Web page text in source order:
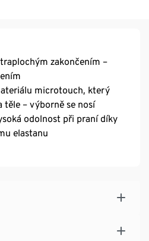
zakončením –
microtouch, který
– výborně se nosí
odolnost při praní díky
elastanu